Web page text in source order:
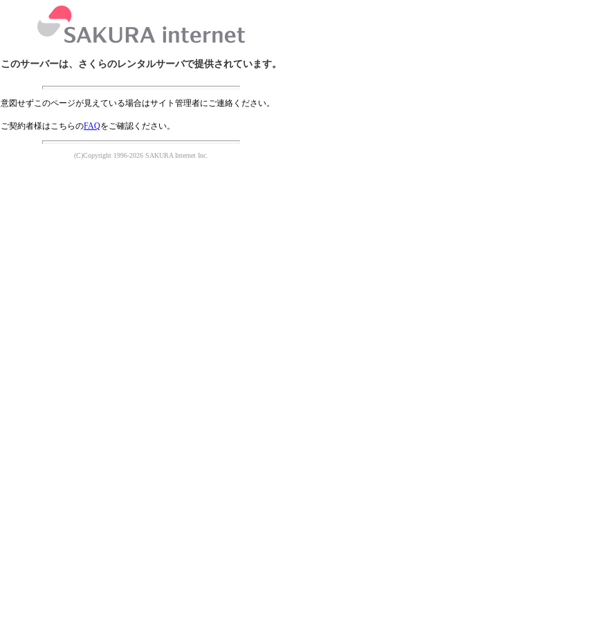
このサーバーは、さくらのレンタルサーバで提供されています。
意図せずこのページが見えている場合はサイト管理者にご連絡ください。
ご契約者様はこちらのFAQをご確認ください。
(C)Copyright 1996-2026 SAKURA Internet Inc.